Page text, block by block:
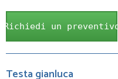
Richiedi un preventivo
Testa gianluca